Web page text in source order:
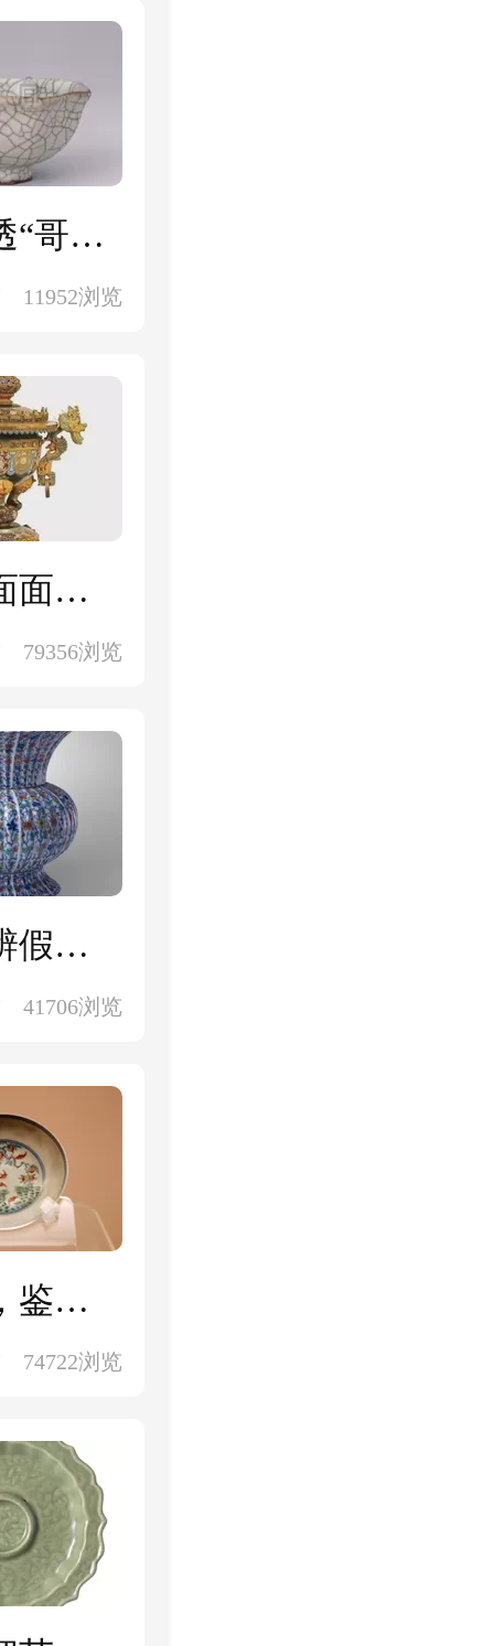
耿宝昌：紫口铁足不足论，一文带你吃透“哥窑”鉴定要点
11952浏览
耿宝昌：瓷器鉴定必备六大特征指南，面面俱到 ，全是干货！
79356浏览
耿宝昌：首次公开雍正斗彩鉴定秘籍，辨假识真需从这4大要点入手
41706浏览
耿宝昌：揭秘雍正斗彩无法作假的特征，鉴定还需从这五大细节入手
74722浏览